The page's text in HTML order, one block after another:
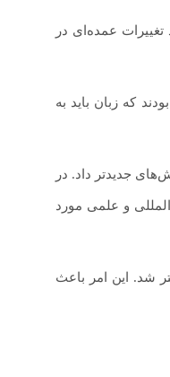
عمده‌ای در
که زبان باید به
خود را به روش‌های جدیدتر داد. در
و علمی مورد
شد. این امر باعث